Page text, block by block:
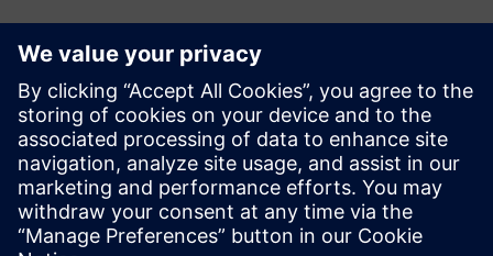
Skaff deg billettene dine
Mer info om arrangementet og muligheten for å få
billett
SMM nettside